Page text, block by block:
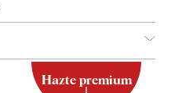
Hazte premium